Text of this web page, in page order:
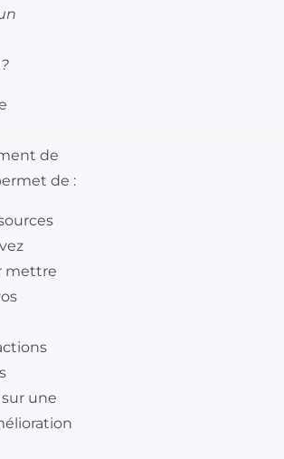
de
de :
mettre
une